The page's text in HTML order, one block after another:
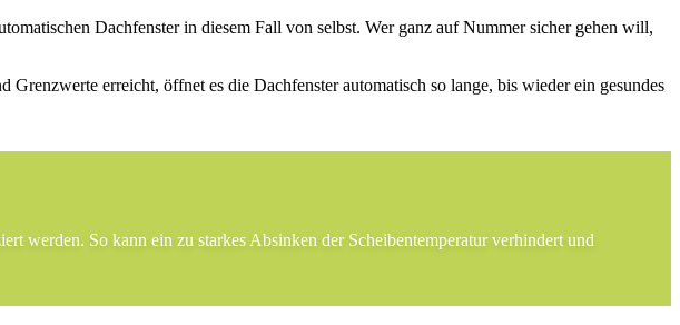
Dachfenster in diesem Fall von selbst. Wer ganz auf Nummer sicher gehen will,
erreicht, öffnet es die Dachfenster automatisch so lange, bis wieder ein gesundes
werden. So kann ein zu starkes Absinken der Scheibentemperatur verhindert und